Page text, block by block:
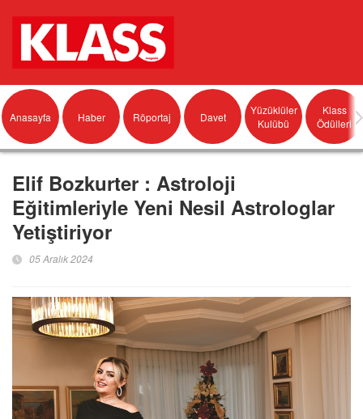
Anasayfa Haber Röportaj Davet
Yüzüklüler
Kulübü
Klass
Ödülleri
Elif Bozkurter : Astroloji
Eğitimleriyle Yeni Nesil Astrologlar
Yetiştiriyor
05 Aralık 2024